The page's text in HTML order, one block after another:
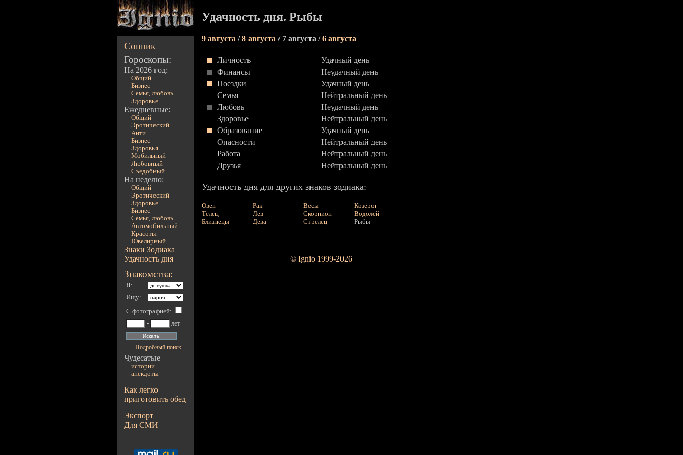
Сонник
Гороскопы:
На 2026 год:
Общий
Бизнес
Семья, любовь
Здоровье
Ежедневные:
Общий
Эротический
Анти
Бизнес
Здоровья
Мобильный
Любовный
Съедобный
На неделю:
Общий
Эротический
Здоровье
Бизнес
Семья, любовь
Автомобильный
Красоты
Ювелирный
Знаки Зодиака
Удачность дня
Знакомства:
Я:
Ищу:
С фотографией:
-
лет
Подробный поиск
Чудесатые
истории
анекдоты
Как легко
приготовить обед
Экспорт
Для СМИ
Удачность дня. Рыбы
9 августа /8 августа / 7 августа /6 августа
Личность
Удачный день
Финансы
Неудачный день
Поездки
Удачный день
Семья
Нейтральный день
Любовь
Неудачный день
Здоровье
Нейтральный день
Образование
Удачный день
Опасности
Нейтральный день
Работа
Нейтральный день
Друзья
Нейтральный день
Удачность дня для других знаков зодиака:
Овен
Телец
Близнецы
Рак
Лев
Дева
Весы
Скорпион
Стрелец
Козерог
Водолей
Рыбы
© Ignio 1999-2026